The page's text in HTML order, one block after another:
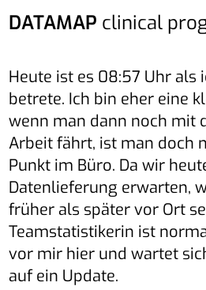
DATAMAP clinical
Heute ist es 08:57 Uhr als
betrete. Ich bin eher eine
wenn man dann noch mit
Arbeit fährt, ist man doch
Punkt im Büro. Da wir
Datenlieferung erwarten,
früher als später vor Ort
Teamstatistikerin ist
vor mir hier und wartet
auf ein Update.